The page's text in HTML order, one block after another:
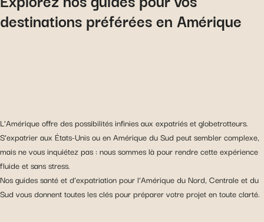
destinations préférées en Amérique
L’Amérique offre des possibilités infinies aux expatriés et globetrotteurs.
S’expatrier aux États-Unis ou en Amérique du Sud peut sembler complexe,
mais ne vous inquiétez pas : nous sommes là pour rendre cette expérience
fluide et sans stress.
Nos guides santé et d’expatriation pour l’Amérique du Nord, Centrale et du
Sud vous donnent toutes les clés pour préparer votre projet en toute clarté.